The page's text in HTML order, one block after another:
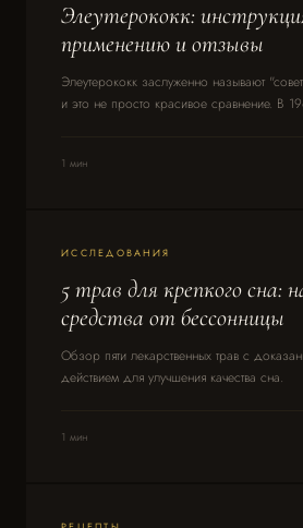
Элеутерококк:
применению и отзывы
Элеутерококк заслуженно называют
и это не просто красивое сравнение. В
1 мин
ИССЛЕДОВАНИЯ
5 трав для крепкого сна:
средства от бессонницы
Обзор пяти лекарственных трав с
действием для улучшения качества сна.
1 мин